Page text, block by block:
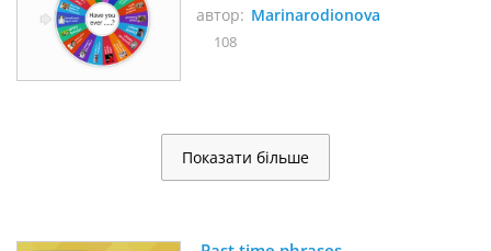
автор: Marinarodionova
108
Показати більше